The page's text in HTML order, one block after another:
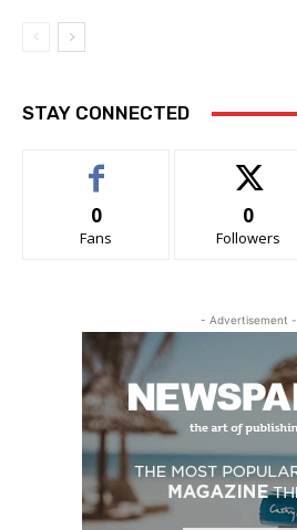
STAY CONNECTED
0
Fans
0
Followers
- Advertisement -